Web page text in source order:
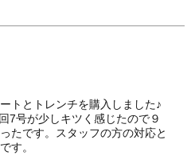
トとトレンチを購入しました♪
7号が少しキツく感じたので９
たです。スタッフの方の対応と
す。